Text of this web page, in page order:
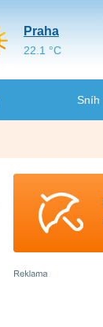
Sníh
Praha
22.1 °C